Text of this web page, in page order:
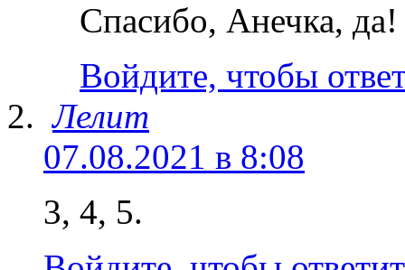
Спасибо, Анечка, да!
Войдите, чтобы
Лелит
07.08.2021 в 8:08
3, 4, 5.